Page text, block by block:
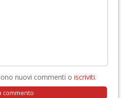
nuovi commenti o iscriviti.